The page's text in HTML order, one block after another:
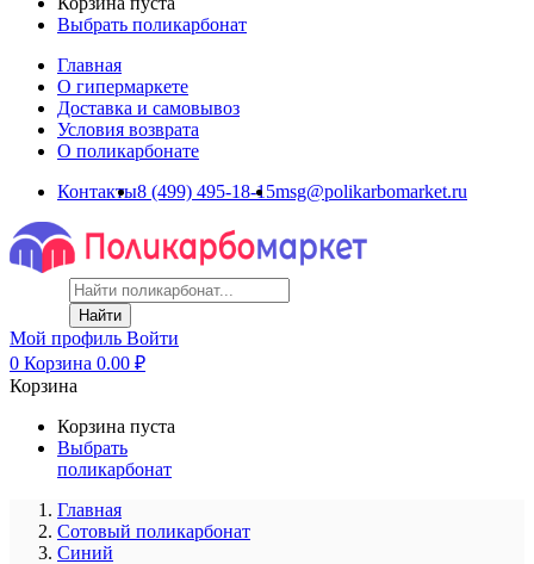
Выбрать поликарбонат
Главная
О гипермаркете
Доставка и самовывоз
Условия возврата
О поликарбонате
Контакты8 (499) 495-18-15msg@polikarbomarket.ru
Найти
Мой профиль Войти
0 Корзина 0.00 ₽
Корзина
Корзина пуста
Выбрать
поликарбонат
Главная
Сотовый поликарбонат
Синий